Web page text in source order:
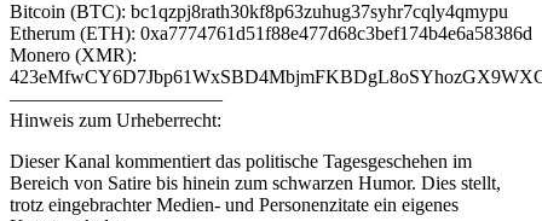
Bitcoin (BTC): bc1qzpj8rath30kf8p63zuhug37syhr7cqly4qmypu
Etherum (ETH): 0xa7774761d51f88e477d68c3bef174b4e6a58386d
Monero (XMR):
———————————
Hinweis zum Urheberrecht:
Dieser Kanal kommentiert das politische Tagesgeschehen im
Bereich von Satire bis hinein zum schwarzen Humor. Dies stellt,
trotz eingebrachter Medien- und Personenzitate ein eigenes